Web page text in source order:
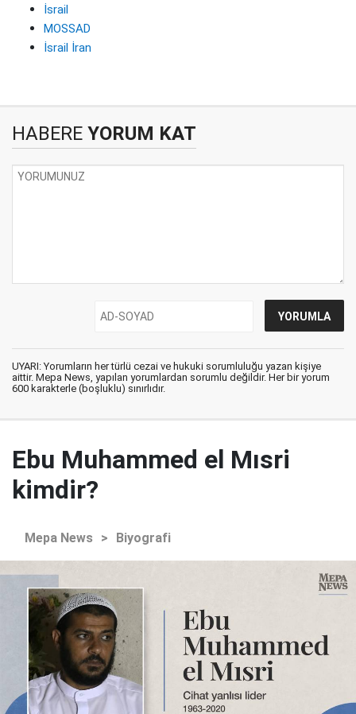
İsrail
MOSSAD
İsrail İran
HABERE YORUM KAT
UYARI: Yorumların her türlü cezai ve hukuki sorumluluğu yazan kişiye
aittir. Mepa News, yapılan yorumlardan sorumlu değildir. Her bir yorum
600 karakterle (boşluklu) sınırlıdır.
Ebu Muhammed el Mısri
kimdir?
Mepa News > Biyografi